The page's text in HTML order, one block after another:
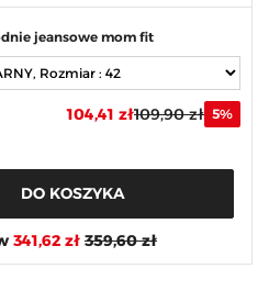
jeansowe mom fit
104,41 zł109,90 zł 5%
DO KOSZYKA
341,62 zł 359,60 zł